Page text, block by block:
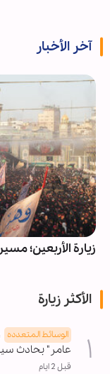
آخر الأخبار
زيارة الأربعين؛
الأكثر زيارة
الوسائط المتعدده
عامر" بحادث
قبل 2 ايام